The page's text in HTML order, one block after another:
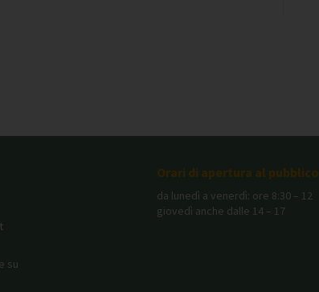
su
Orari di apertura al pubblico
da lunedì a venerdì: ore 8:30 – 12
giovedì anche dalle 14 – 17